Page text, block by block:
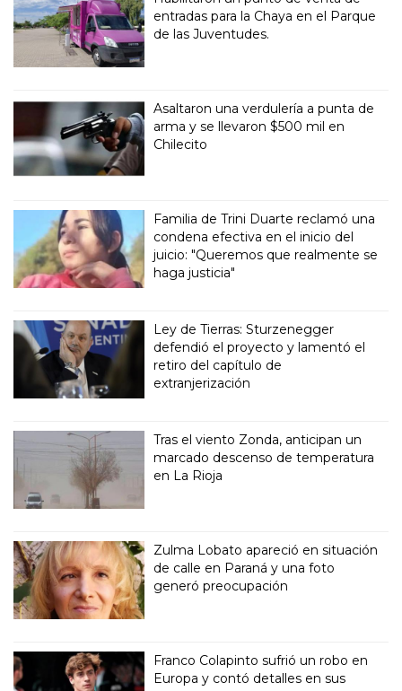
entradas para la Chaya en el Parque
de las Juventudes.
Asaltaron una verdulería a punta de
arma y se llevaron $500 mil en
Chilecito
Familia de Trini Duarte reclamó una
condena efectiva en el inicio del
juicio: "Queremos que realmente se
haga justicia"
Ley de Tierras: Sturzenegger
defendió el proyecto y lamentó el
retiro del capítulo de
extranjerización
Tras el viento Zonda, anticipan un
marcado descenso de temperatura
en La Rioja
Zulma Lobato apareció en situación
de calle en Paraná y una foto
generó preocupación
Franco Colapinto sufrió un robo en
Europa y contó detalles en sus